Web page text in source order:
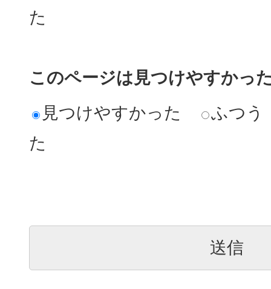
た
このページは見つけやすかっ
見つけやすかった
ふつう
た